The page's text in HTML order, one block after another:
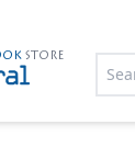
STORE